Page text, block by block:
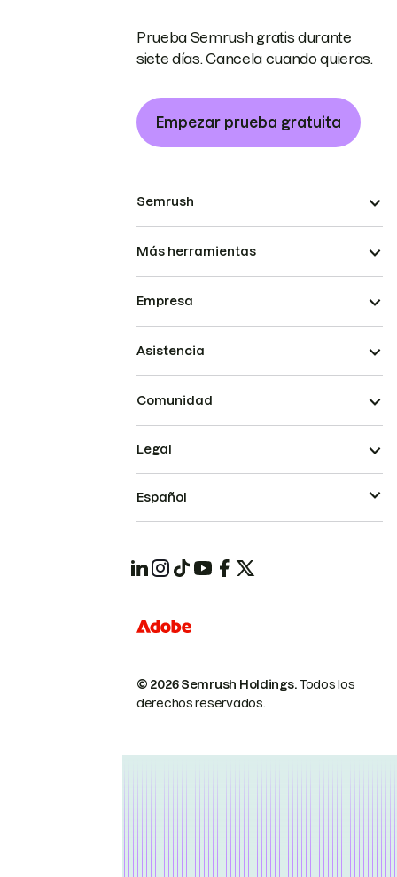
Prueba Semrush gratis durante
siete días. Cancela cuando quieras.
Empezar prueba gratuita
Semrush
Más herramientas
Empresa
Asistencia
Comunidad
© 2026 Semrush Holdings.Todos los
derechos reservados.
Legal
Español